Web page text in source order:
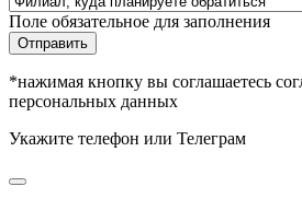
Поле обязательное для заполнения
Отправить
*нажимая кнопку вы соглашаетесь
персональных данных
Укажите телефон или Телеграм